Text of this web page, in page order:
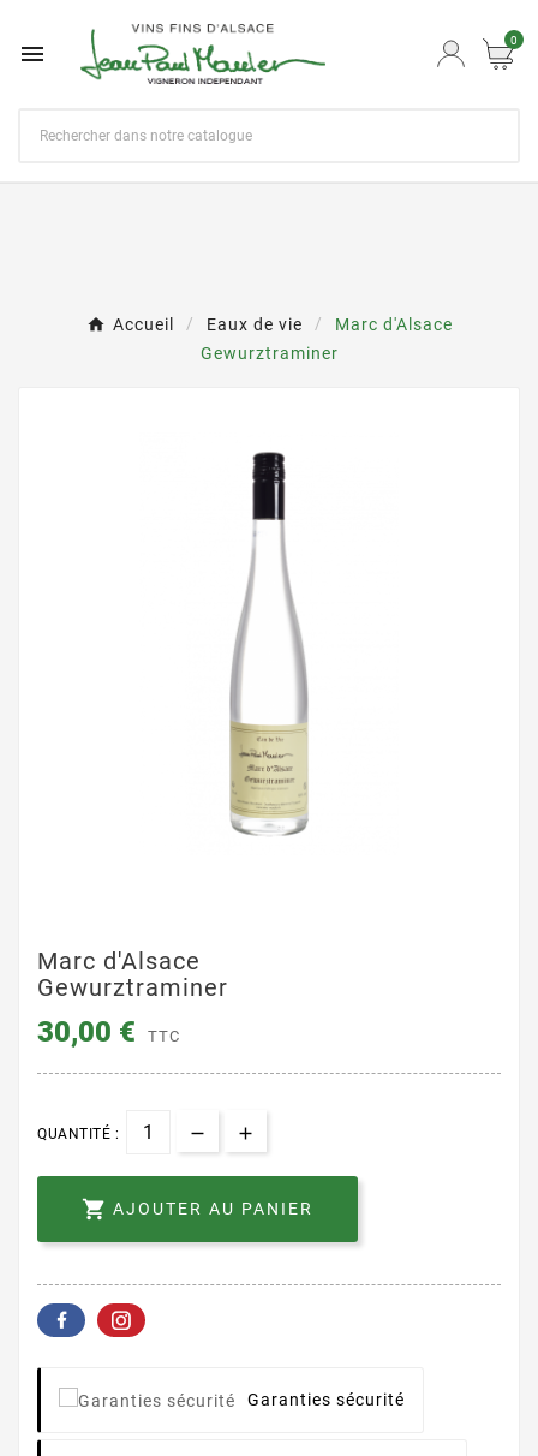
 0
Accueil Eaux de vie
Marc d'Alsace
Gewurztraminer
Marc d'Alsace
Gewurztraminer
30,00 € TTC
QUANTITÉ :
 AJOUTER AU PANIER
Garanties sécurité